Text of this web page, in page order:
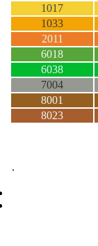
1017
1033
2011
6018
6038
7004
8001
8023
.